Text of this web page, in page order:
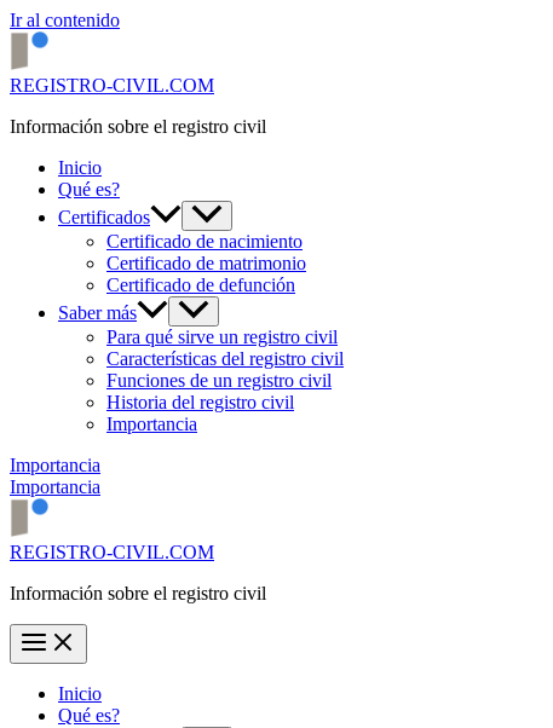
Ir al contenido
REGISTRO-CIVIL.COM
Información sobre el registro civil
Inicio
Qué es?
Certificados
Certificado de nacimiento
Certificado de matrimonio
Certificado de defunción
Saber más
Para qué sirve un registro civil
Características del registro civil
Funciones de un registro civil
Historia del registro civil
Importancia
Importancia
Importancia
REGISTRO-CIVIL.COM
Información sobre el registro civil
Inicio
Qué es?